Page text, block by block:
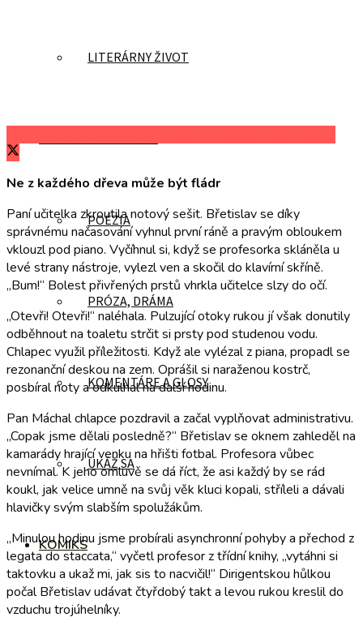
LITERÁRNY ŽIVOT
POÉZIA
PRÓZA, DRÁMA
KOMENTÁRE A GLOSY
UKÁŽ SA
KOMIKS
Ne z každého dřeva může být fládr
Paní učitelka zkroutila notový sešit. Břetislav se díky
správnému načasování vyhnul první ráně a pravým obloukem
vklouzl pod piano. Vyčíhnul si, když se profesorka skláněla u
levé strany nástroje, vylezl ven a skočil do klavírní skříně.
„Bum!“ Bolest přivřených prstů vhrkla učitelce slzy do očí.
„Otevři! Otevři!“ naléhala. Pulzující otoky rukou jí však donutily
odběhnout na toaletu strčit si prsty pod studenou vodu.
Chlapec využil příležitosti. Když ale vylézal z piana, propadl se
rezonanční deskou na zem. Oprášil si naraženou kostrč,
posbíral noty a odkulhal na další hodinu.
Pan Máchal chlapce pozdravil a začal vyplňovat administrativu.
„Copak jsme dělali posledně?“ Břetislav se oknem zahleděl na
kamarády hrající venku na hřišti fotbal. Profesora vůbec
nevnímal. K jeho omluvě se dá říct, že asi každý by se rád
koukl, jak velice umně na svůj věk kluci kopali, stříleli a dávali
hlavičky svým slabším spolužákům.
„Minulou hodinu jsme probírali asynchronní pohyby a přechod z
legata do staccata,“ vyčetl profesor z třídní knihy, „vytáhni si
taktovku a ukaž mi, jak sis to nacvičil!“ Dirigentskou hůlkou
počal Břetislav udávat čtyřdobý takt a levou rukou kreslil do
vzduchu trojúhelníky.